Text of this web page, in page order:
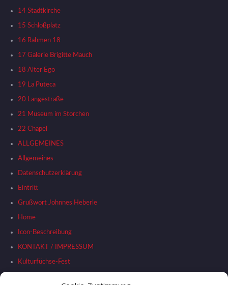
14 Stadtkirche
15 Schloßplatz
16 Rahmen 18
17 Galerie Brigitte Mauch
18 Alter Ego
19 La Puteca
20 Langestraße
21 Museum im Storchen
22 Chapel
ALLGEMEINES
Allgemeines
Datenschutzerklärung
Eintritt
Grußwort Johnnes Heberle
Home
Icon-Beschreibung
KONTAKT / IMPRESSUM
Kulturfüchse-Fest